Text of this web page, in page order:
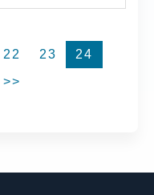
22 23
24
>>